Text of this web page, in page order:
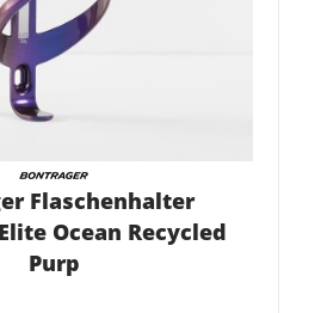
Flaschenhalter
Ocean Recycled
Purp